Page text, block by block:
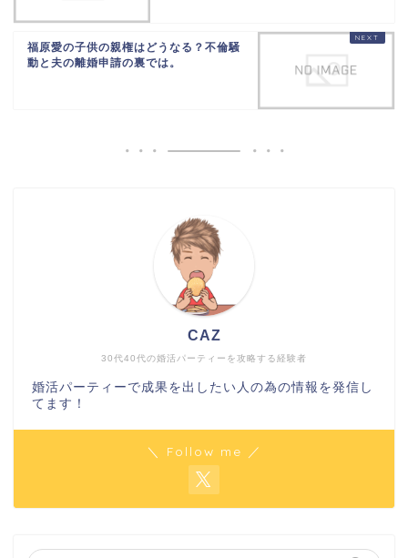
福原愛の子供の親権はどうなる？不倫騒
動と夫の離婚申請の裏では。
30代40代の婚活パーティーを攻略する経験者
CAZ
婚活パーティーで成果を出したい人の為の情報を発信し
てます！
＼ Follow me ／